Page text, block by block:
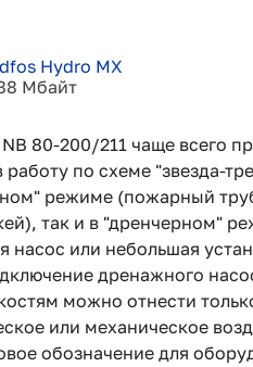
Hydro MX
Мбайт
80-200/211 чаще всего
по схеме "звезда-
режиме (пожарный
так и в "дренчерном"
насос или небольшая
дренажного
можно отнести
или механическое
обозначение для